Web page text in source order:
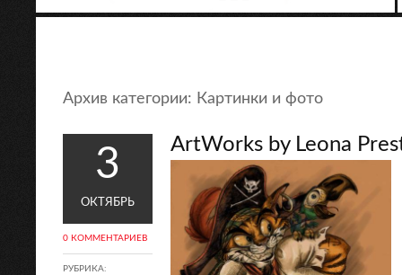
Архив категории: Картинки и фото
3
ОКТЯБРЬ
0 КОММЕНТАРИЕВ
РУБРИКА:
ArtWorks by Leona